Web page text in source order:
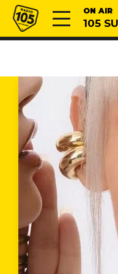
Vai al contenuto
Radio 105 ON AIR
105